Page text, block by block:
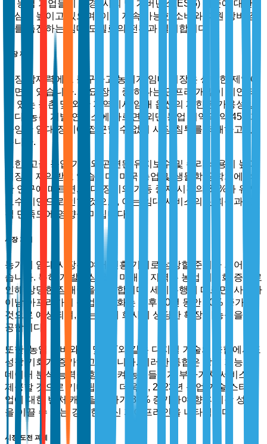
모 농업 기업들이 환경, 사회 및 거버넌스(ESG) 기준에 대한
관심을 높이고 있으며, 이는 지속 가능한 소비와 자원 낭비 감
소를 촉진하는 임대 모델로의 전환과 일치합니다.
시장 제약
성장 잠재력에도 불구하고 농기계 임대 시장은 상당한 제약에
직면해 있습니다. 주요 장벽 중 하나는 인프라 개발이 지연되
고 있는 농촌 및 외딴 지역에서 임대 옵션의 제한된 가용성입
니다. 농촌 개발 연구소에 따르면, 외딴 농업 지역의 약 45%가
다양한 임대 장비에 접근할 수 없어 시장 침투를 저해하고 있
습니다.
또한, 고급 농업 기계와 관련된 유지보수 및 수리 비용이 높아
시장이 제약받고 있습니다. 미국 농업 및 생물학 공학회에 의
한 연구에 따르면, 임대 장비의 가동 중지 시간의 30%가 유지
보수 지연으로 인한 것으로, 이는 임대 서비스의 신뢰성과 고
객 만족도에 영향을 미칩니다.
시장 기회
농기계 임대 시장은 여러 신흥 기회로 성장할 준비가 되어 있
습니다. 특히 개발도상국의 미개척 지역은 농업 기계화 증가로
인해 상당한 잠재력을 제공합니다. 세계은행에 따르면, 사하라
이남 아프리카의 농업 기계화는 향후 10년 동안 20% 증가할
것으로 예상되며, 이는 임대 회사에 상당한 확장 가능성을 제
공합니다.
또한, 농업 장비와 AI 및 IoT와 같은 디지털 기술의 융합에서도
성장 기회가 증가하고 있습니다. 이러한 통합은 장비 기능과
데이터 분석 능력을 향상시켜 농부들에게 부가가치 서비스를
제공할 것으로 기대됩니다. 더욱이, 2023년 농업 기술 스타트
업에 대한 벤처 캐피탈 투자가 35% 증가하여 향후 시장 성장
을 이끌 수 있는 강력한 혁신 파이프라인을 나타냅니다.
시장 도전 과제